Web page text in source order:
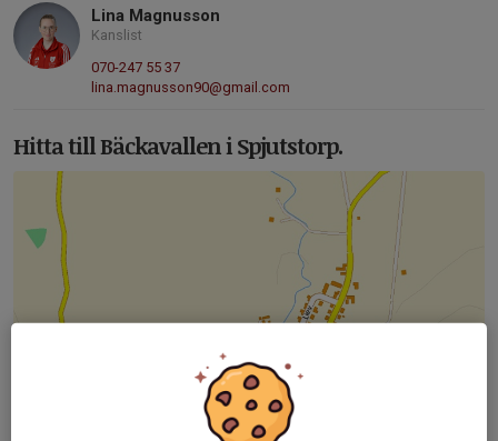
Lina Magnusson
Kanslist
070-247 55 37
lina.magnusson90@gmail.com
Hitta till Bäckavallen i Spjutstorp.